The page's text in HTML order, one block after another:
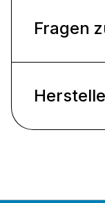
Fragen